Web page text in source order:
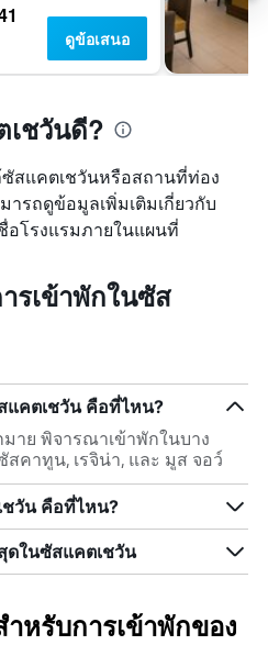
ดูข้อเสนอ
ชวันดี?
สแคตเชวันหรือสถานที่ท่อง
รถดูข้อมูลเพิ่มเติมเกี่ยวกับ
โรงแรมภายในแผนที่
รเข้าพักในซัส
คตเชวัน คือที่ไหน?
าย พิจารณาเข้าพักในบาง
คาทูน, เรจิน่า, และ มูส จอว์
วัน คือที่ไหน?
ดในซัสแคตเชวัน
หรับการเข้าพักของ